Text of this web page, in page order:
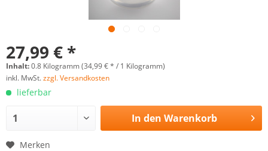
27,99 € *
Inhalt:0.8 Kilogramm (34,99 € * / 1 Kilogramm)
inkl. MwSt.zzgl. Versandkosten
lieferbar
In den Warenkorb
Merken